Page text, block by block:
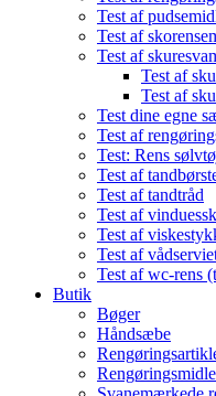
Test af
Test af
Test af
Test af
Test af
Test dine egne
Test af
Test: Rens
Test af
Test af tandtråd
Test af
Test af
Test af
Test af wc-
Butik
Bøger
Håndsæbe